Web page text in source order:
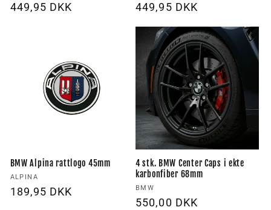
Vanlig
449,95 DKK
Vanlig
449,95 DKK
BMW Alpina rattlogo 45mm
Forhandler:
ALPINA
Vanlig
189,95 DKK
4 stk. BMW Center Caps i ekte
karbonfiber 68mm
Forhandler:
BMW
Vanlig
550,00 DKK